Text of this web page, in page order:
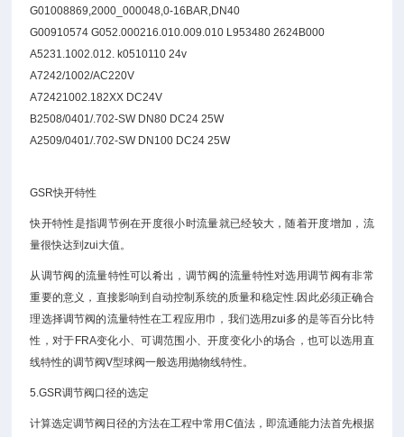
G01008869,2000_000048,0-16BAR,DN40
G00910574 G052.000216.010.009.010 L953480 2624B000
A5231.1002.012. k0510110 24v
A7242/1002/AC220V
A72421002.182XX DC24V
B2508/0401/.702-SW DN80 DC24 25W
A2509/0401/.702-SW DN100 DC24 25W
GSR快开特性
快开特性是指调节例在开度很小时流量就已经较大，随着开度增加，流
量很快达到zui大值。
从调节阀的流量特性可以肴出，调节阀的流量特性对选用调节阀有非常
重要的意义，直接影响到自动控制系统的质量和稳定性.因此必须正确合
理选择调节阀的流量特性在工程应用巾，我们选用zui多的是等百分比特
性，对于FRA变化小、可调范围小、开度变化小的场合，也可以选用直
线特性的调节阀V型球阀一般选用抛物线特性。
5.GSR调节阀口径的选定
计算选定调节阀日径的方法在工程中常用C值法，即流通能力法首先根据